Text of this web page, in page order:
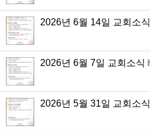
2026년 6월 14일 교회소식
2026년 6월 7일 교회소식
2026년 5월 31일 교회소식